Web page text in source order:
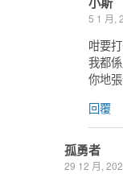
5 1 月,
咁要
我都
你地
回覆
孤勇者
29 12 月,